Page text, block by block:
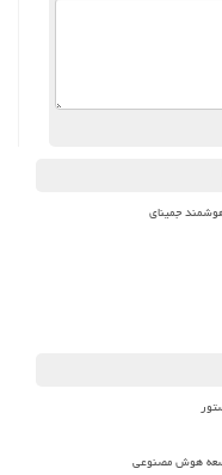
جمینای
هوش مصنوعی